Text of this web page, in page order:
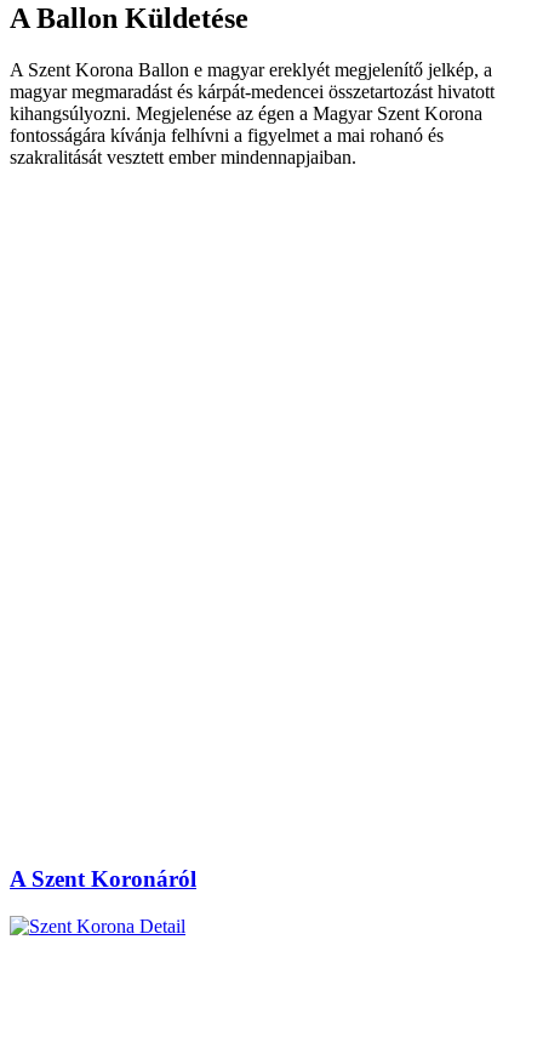
A Ballon Küldetése
A Szent Korona Ballon e magyar ereklyét megjelenítő jelkép, a
magyar megmaradást és kárpát-medencei összetartozást hivatott
kihangsúlyozni. Megjelenése az égen a Magyar Szent Korona
fontosságára kívánja felhívni a figyelmet a mai rohanó és
szakralitását vesztett ember mindennapjaiban.
A Szent Koronáról